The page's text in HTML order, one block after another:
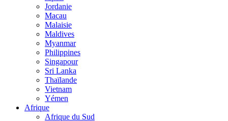
Jordanie
Macau
Malaisie
Maldives
Myanmar
Philippines
Singapour
Sri Lanka
Thaïlande
Vietnam
Yémen
Afrique
Afrique du Sud